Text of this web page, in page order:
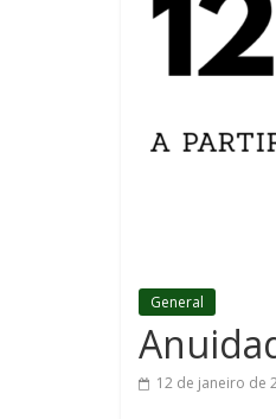
General
12 de janeiro de